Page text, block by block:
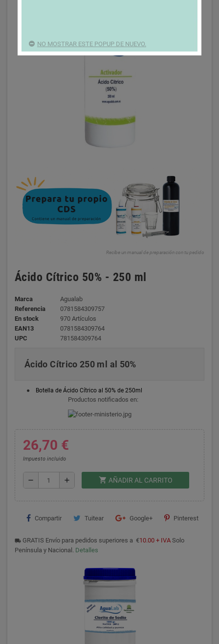
Recibe un manual de preparación con tu pedido
Ácido Cítrico 50% - 250 ml
Marca
Agualab
Referencia
0781584309757
En stock
970 Artículos
EAN13
0781584309764
UPC
781584309764
Ácido Cítrico 250 ml al 50%
● Botella de Ácido Cítrico al 50% de 250ml
Productos notificados en:
26,70 €
Impuesto incluido
remove add shopping_cart AÑADIR AL CARRITO
Compartir Tuitear Google+ Pinterest
local_shipping GRATIS Envío para pedidos superiores a €10.00 + IVA Solo
Península y Nacional. Detalles
NO MOSTRAR ESTE POPUP DE NUEVO.